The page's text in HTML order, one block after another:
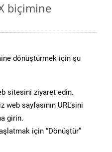
biçimine
dönüştürmek için şu
sitesini ziyaret edin.
sayfasının URL’sini
girin.
için “Dönüştür”